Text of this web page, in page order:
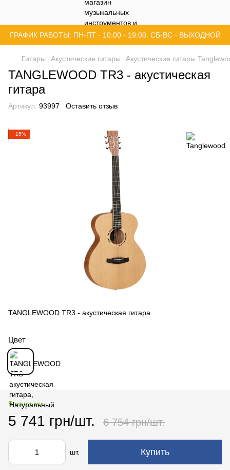
ГРАФИК РАБОТЫ: ПН-ПТ - 10:00 - 19:00. СБ-ВС - ВЫХОДНОЙ
Гитары Акустические гитары Акустические гитары
TANGLEWOOD TR3 - акустическая
гитара
Артикул: 93997 Оставить отзыв
−15%
TANGLEWOOD TR3 - акустическая гитара
Цвет
В наличии
5 741 грн/шт. 6 754 грн/шт.
шт. Купить